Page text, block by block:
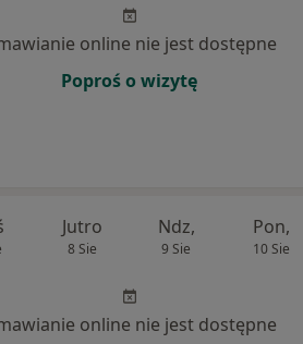
online nie jest dostępne
Poproś o wizytę
Jutro
8 Sie
Ndz,
9 Sie
Pon,
10 Sie
online nie jest dostępne